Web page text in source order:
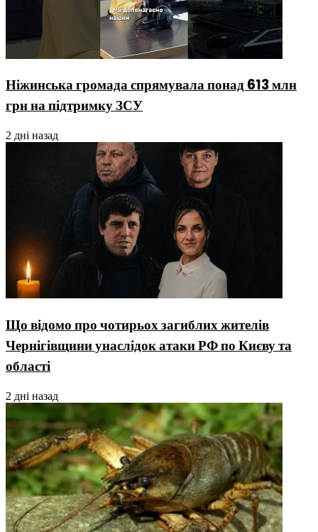
Ніжинська громада спрямувала понад 613 млн
грн на підтримку ЗСУ
2 дні назад
Що відомо про чотирьох загиблих жителів
Чернігівщини унаслідок атаки РФ по Києву та
області
2 дні назад